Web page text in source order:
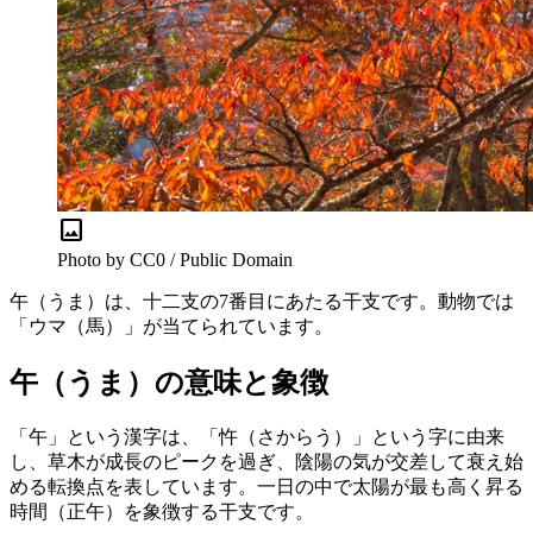
image
Photo by CC0 / Public Domain
午（うま）は、十二支の7番目にあたる干支です。動物では
「ウマ（馬）」が当てられています。
午（うま）の意味と象徴
「午」という漢字は、「忤（さからう）」という字に由来
し、草木が成長のピークを過ぎ、陰陽の気が交差して衰え始
める転換点を表しています。一日の中で太陽が最も高く昇る
時間（正午）を象徴する干支です。